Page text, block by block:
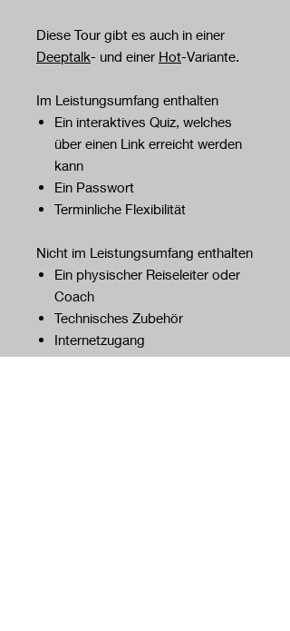
Diese Tour gibt es auch in einer
Deeptalk- und einer Hot-Variante.
Im Leistungsumfang enthalten
Ein interaktives Quiz, welches
über einen Link erreicht werden
kann
Ein Passwort
Terminliche Flexibilität
Nicht im Leistungsumfang enthalten
Ein physischer Reiseleiter oder
Coach
Technisches Zubehör
Internetzugang